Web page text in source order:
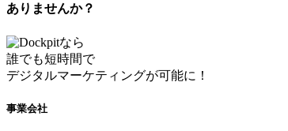
ありませんか？
なら
誰でも短時間で
デジタルマーケティングが可能に！
事業会社